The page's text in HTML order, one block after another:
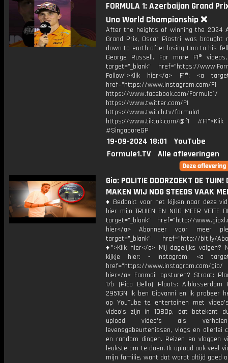
FORMULA 1: Azerbaijan Grand
Uno World Championship ❌
After the heights of winning the 2024
Grand Prix, Oscar Piastri was brought
down to earth after losing Uno to his
George Russell. For more F1®
target="_blank" href="https://
Follow">Klik hier</a> F1®: <a
href="https://www.instagram.com/F1
https://www.facebook.com/Formula1/
https://www.twitter.com/F1
https://www.twitch.tv/formula1
https://www.tiktok.com/@f1
#SingaporeGP
19-09-2024 18:01
YouTube
Formule1.TV
Alle afleveringen
Gio: POLITIE DOORZOEKT DE TUIN!
MAKEN WIJ NOG STEEDS VAAK
♦ Bedankt voor het kijken naar deze
hier mijn TRUIEN EN NOG MEER VETTE
target="_blank" href="http://
hier</a> Abonneer voor meer
target="_blank" href="http://bit.ly/
♦">Klik hier</a> Mij dagelijks volgen?
kijkje hier: - Instagram: <a
href="https://www.instagram.com/
hier</a> Fanmail opsturen? Straat:
17b (Pico Bello) Plaats: Alblasserdam
2951GN Ik ben Giovanni en ik probeer
op YouTube te entertainen met
video's zijn in 1080p, dat betekent
upload video's als
levensgebeurtenissen, vlogs en allerlei
en random dingen. Reizen en vloggen
leukste om te doen. Ik upload ook veel
mijn familie, want dat wordt altijd goed